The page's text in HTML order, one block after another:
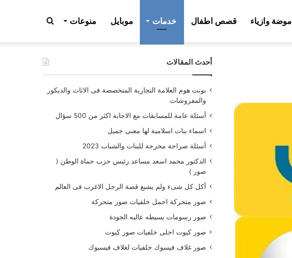
موضة وازياء قصص اطفال خدمات موبايل منوعات بحث
عن أحدث المقالات
بونت هوم العلامة التجارية المتخصصة فى الاثاث والديكور
والمفروشات
أسئلة عامة للمسابقات مع الاجابة اكثر من 500 سؤال
اسماء بنات اسلامية لها معنى جميل
أسئلة صراحة محرجة للبنات والشباب 2023
الدكتور محمد اسعد مساعد رئيس حزب حماة الوطن (
صور )
أكل كل شىء ولم يشبع قصة الرجل الاغرب فى العالم
صور متحركة اجمل خلفيات صور متحركة
صور رسومات بسيطه عاليه الجودة
صور كيوت احلى خلفيات صور كيوت
صور غلاف فيسوك خلفيات لغلاف فيسبوك